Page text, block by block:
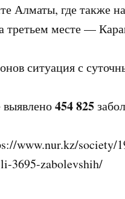
Алматы, где также
третьем месте —
ситуация с
выявлено454 825
www.nur.kz/society/
3695-zabolevshih/